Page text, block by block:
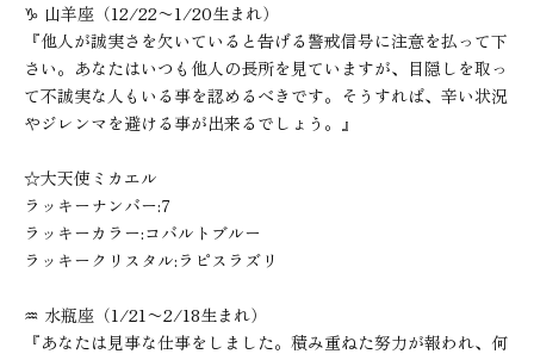
♑︎ 山羊座（12/22〜1/20生まれ）
『他人が誠実さを欠いていると告げる警戒信号に注意を払って下
さい。あなたはいつも他人の長所を見ていますが、目隠しを取っ
て不誠実な人もいる事を認めるべきです。そうすれば、辛い状況
やジレンマを避ける事が出来るでしょう。』
☆大天使ミカエル
ラッキーナンバー:7
ラッキーカラー:コバルトブルー
ラッキークリスタル:ラピスラズリ
♒︎ 水瓶座（1/21〜2/18生まれ）
『あなたは見事な仕事をしました。積み重ねた努力が報われ、何